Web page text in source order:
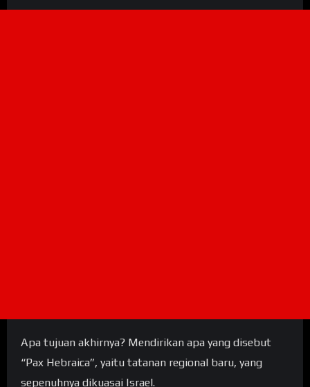
Apa tujuan akhirnya? Mendirikan apa yang disebut
“Pax Hebraica”, yaitu tatanan regional baru, yang
sepenuhnya dikuasai Israel.